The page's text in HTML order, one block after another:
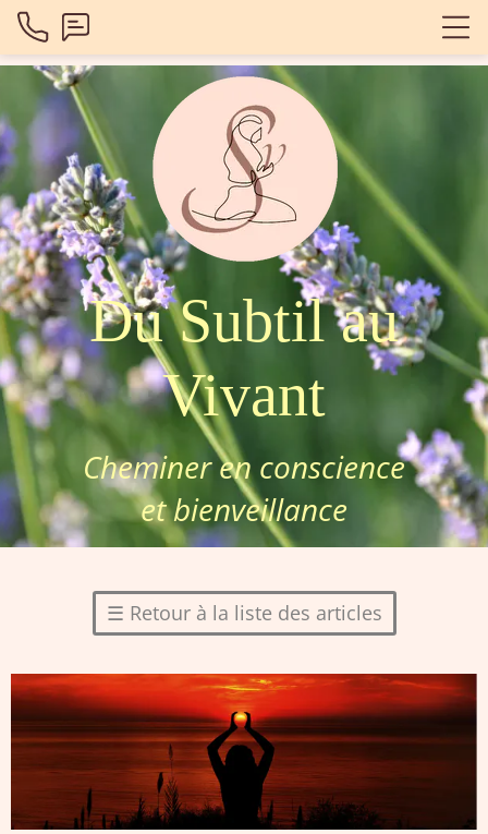
Du Subtilau
Vivant
Cheminer en conscience
et bienveillance
☰ Retour à la liste des articles